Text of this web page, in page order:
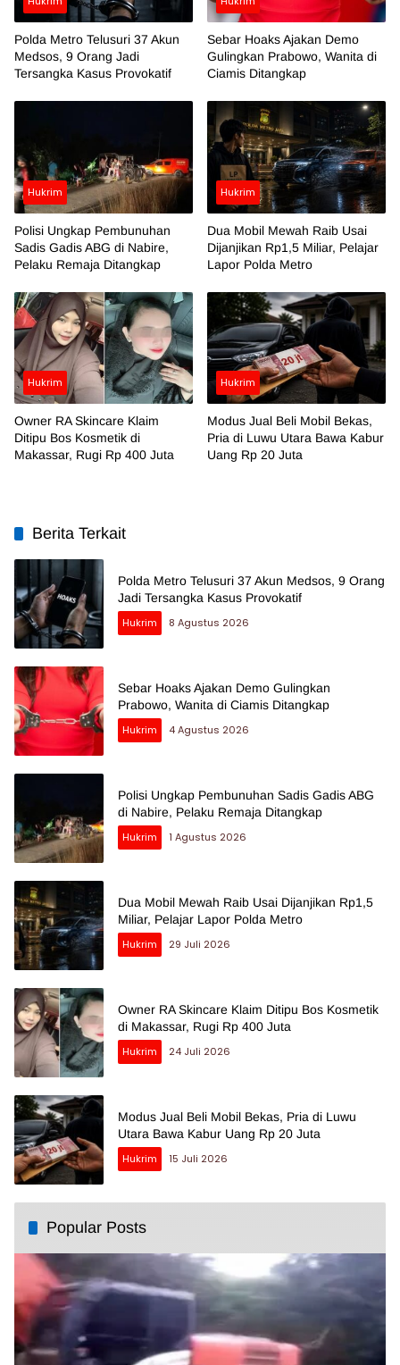
Polda Metro Telusuri 37 Akun
Medsos, 9 Orang Jadi
Tersangka Kasus Provokatif
Sebar Hoaks Ajakan Demo
Gulingkan Prabowo, Wanita di
Ciamis Ditangkap
Hukrim
Polisi Ungkap Pembunuhan
Sadis Gadis ABG di Nabire,
Pelaku Remaja Ditangkap
Hukrim
Dua Mobil Mewah Raib Usai
Dijanjikan Rp1,5 Miliar, Pelajar
Lapor Polda Metro
Hukrim
Owner RA Skincare Klaim
Ditipu Bos Kosmetik di
Makassar, Rugi Rp 400 Juta
Hukrim
Modus Jual Beli Mobil Bekas,
Pria di Luwu Utara Bawa Kabur
Uang Rp 20 Juta
Berita Terkait
Polda Metro Telusuri 37 Akun Medsos, 9 Orang
Jadi Tersangka Kasus Provokatif
Hukrim
8 Agustus 2026
Sebar Hoaks Ajakan Demo Gulingkan
Prabowo, Wanita di Ciamis Ditangkap
Hukrim
4 Agustus 2026
Polisi Ungkap Pembunuhan Sadis Gadis ABG
di Nabire, Pelaku Remaja Ditangkap
Hukrim
1 Agustus 2026
Dua Mobil Mewah Raib Usai Dijanjikan Rp1,5
Miliar, Pelajar Lapor Polda Metro
Hukrim
29 Juli 2026
Owner RA Skincare Klaim Ditipu Bos Kosmetik
di Makassar, Rugi Rp 400 Juta
Hukrim
24 Juli 2026
Modus Jual Beli Mobil Bekas, Pria di Luwu
Utara Bawa Kabur Uang Rp 20 Juta
Hukrim
15 Juli 2026
Popular Posts